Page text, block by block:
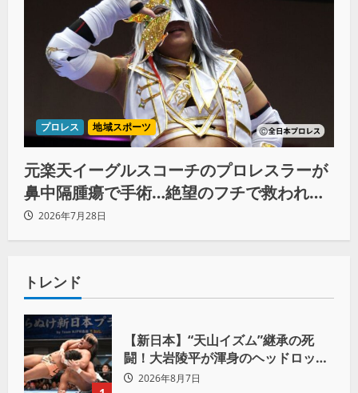
プロレス 地域スポーツ
元楽天イーグルスコーチのプロレスラーが
鼻中隔腫瘍で手術…絶望のフチで救われた
リーダーの言葉
2026年7月28日
トレンド
【新日本】“天山イズム”継承の死
闘！大岩陵平が渾身のヘッドロック
で後藤洋央紀からタップ奪取 執念の
2026年8月7日